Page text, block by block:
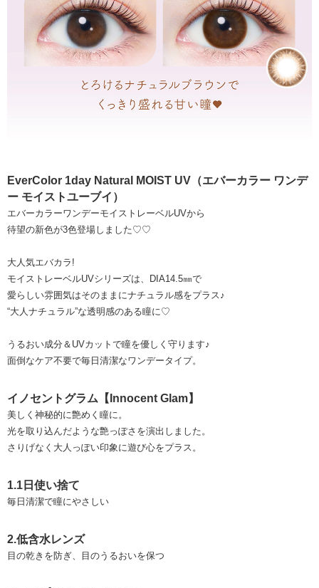
EverColor 1day Natural MOIST UV（エバーカラー ワンデ
ー モイストユーブイ）
エバーカラーワンデーモイストレーベルUVから
待望の新色が3色登場しました♡♡
大人気エバカラ!
モイストレーベルUVシリーズは、DIA14.5㎜で
愛らしい雰囲気はそのままにナチュラル感をプラス♪
“大人ナチュラル”な透明感のある瞳に♡
うるおい成分＆UVカットで瞳を優しく守ります♪
面倒なケア不要で毎日清潔なワンデータイプ。
イノセントグラム【Innocent Glam】
美しく神秘的に艶めく瞳に。
光を取り込んだような艶っぽさを演出しました。
さりげなく大人っぽい印象に遊び心をプラス。
1.1日使い捨て
毎日清潔で瞳にやさしい
2.低含水レンズ
目の乾きを防ぎ、目のうるおいを保つ